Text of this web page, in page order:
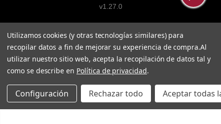
v1.27.0
Utilizamos cookies (y otras tecnologías similares) para
recopilar datos a fin de mejorar su experiencia de compra.Al
utilizar nuestro sitio web, acepta la recopilación de datos tal y
como se describe en Política de privacidad.
Configuración Rechazar todo Aceptar todas